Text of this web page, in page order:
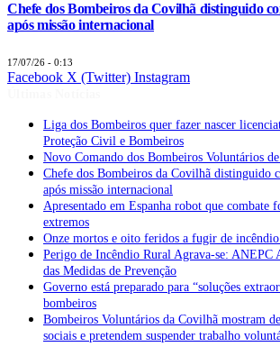
Chefe dos Bombeiros da Covilhã distinguido
após missão internacional
17/07/26 - 0:13
Facebook X (Twitter) Instagram
Liga dos Bombeiros quer fazer nascer
Proteção Civil e Bombeiros
Novo Comando dos Bombeiros Voluntários
Chefe dos Bombeiros da Covilhã distinguido
após missão internacional
Apresentado em Espanha robot que combate
extremos
Onze mortos e oito feridos a fugir de incêndio
Perigo de Incêndio Rural Agrava-se: ANEPC
das Medidas de Prevenção
Governo está preparado para “soluções
bombeiros
Bombeiros Voluntários da Covilhã mostram
sociais e pretendem suspender trabalho